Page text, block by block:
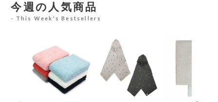
今週の人気商品
This Week's Bestsellers